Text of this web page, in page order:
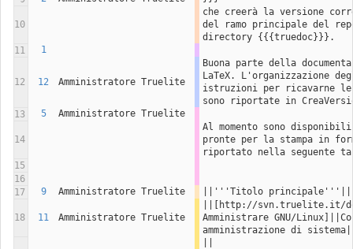
10
che creerà la versione
del ramo principale del
directory {{{truedoc}}}.
11
1
12 12 Amministratore Truelite
Buona parte della
LaTeX. L'organizzazione
istruzioni per ricavarne
sono riportate in
13
5 Amministratore Truelite
14
Al momento sono
pronte per la stampa in
riportato nella seguente
15
16
17
9 Amministratore Truelite ||'''Titolo
18 11 Amministratore Truelite
||[http://svn.truelite.it/
Amministrare GNU/
amministrazione di